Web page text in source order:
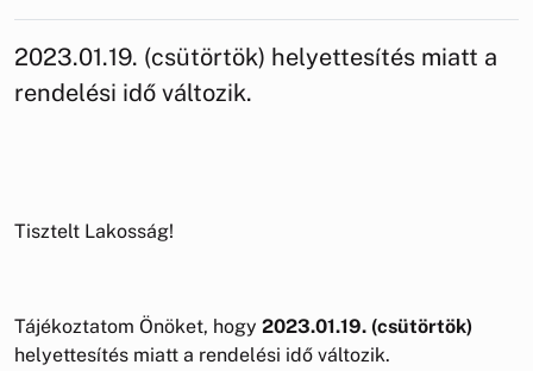
2023.01.19. (csütörtök) helyettesítés miatt a
rendelési idő változik.
Tisztelt Lakosság!
Tájékoztatom Önöket, hogy 2023.01.19. (csütörtök)
helyettesítés miatt a rendelési idő változik.